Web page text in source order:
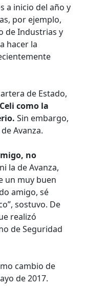
a inicio del año y
por ejemplo,
de Industrias y
hacer la
de Estado,
como la
Sin embargo,
Avanza.
no
la de Avanza,
un muy buen
amigo, sé
sostuvo. De
realizó
de Seguridad
cambio de
de 2017.